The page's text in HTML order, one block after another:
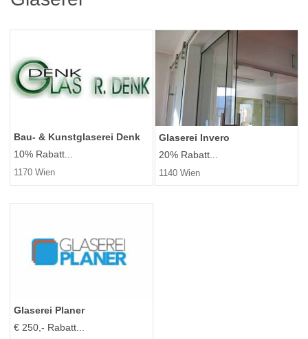
Bau- & Kunstglaserei Denk
10% Rabatt...
1170 Wien
Glaserei Invero
20% Rabatt...
1140 Wien
Glaserei Planer
€ 250,- Rabatt...